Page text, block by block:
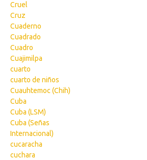
Cruel
Cruz
Cuaderno
Cuadrado
Cuadro
Cuajimilpa
cuarto
cuarto de niños
Cuauhtemoc (Chih)
Cuba
Cuba (LSM)
Cuba (Señas
Internacional)
cucaracha
cuchara